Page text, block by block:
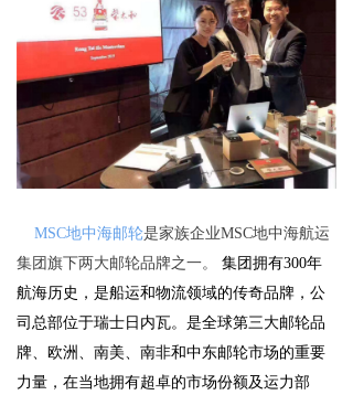
MSC地中海邮轮是家族企业MSC地中海航运
集团旗下两大邮轮品牌之一。
集团拥有300年
航海历史，是船运和物流领域的传奇品牌，公
司总部位于瑞士日内瓦。是全球第三大邮轮品
牌、欧洲、南美、南非和中东邮轮市场的重要
力量，在当地拥有超卓的市场份额及运力部